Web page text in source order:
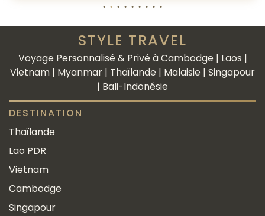
STYLE TRAVEL
Voyage Personnalisé & Privé à Cambodge | Laos |
Vietnam | Myanmar | Thaïlande | Malaisie | Singapour
| Bali-Indonésie
DESTINATION
Thaïlande
Lao PDR
Vietnam
Cambodge
Singapour